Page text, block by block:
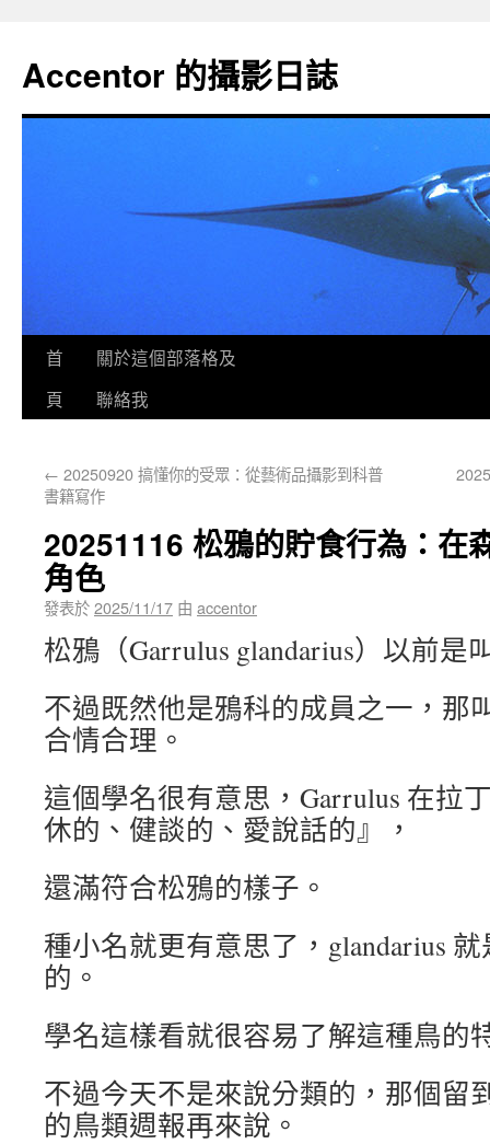
Accentor 的攝影日誌
首
頁
關於這個部落格及
聯絡我
← 20250920 搞懂你的受眾：從藝術品攝影到科普
書籍寫作
20251116 松鴉的貯食行為：在
角色
發表於2025/11/17 由 accentor
松鴉（Garrulus glandarius）以前是
不過既然他是鴉科的成員之一，那
合情合理。
這個學名很有意思，Garrulus 在拉
休的、健談的、愛說話的』，
還滿符合松鴉的樣子。
種小名就更有意思了，glandarius
的。
學名這樣看就很容易了解這種鳥的
不過今天不是來說分類的，那個留
的鳥類週報再來說。